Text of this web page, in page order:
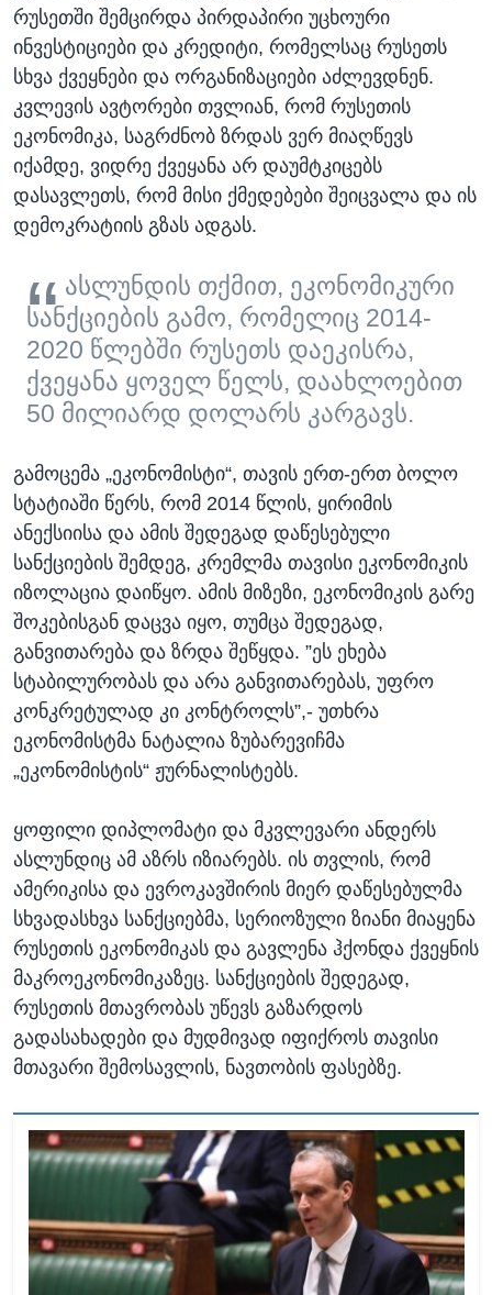
რუსეთში შემცირდა პირდაპირი უცხოური
ინვესტიციები და კრედიტი, რომელსაც რუსეთს
სხვა ქვეყნები და ორგანიზაციები აძლევდნენ.
კვლევის ავტორები თვლიან, რომ რუსეთის
ეკონომიკა, საგრძნობ ზრდას ვერ მიაღწევს
იქამდე, ვიდრე ქვეყანა არ დაუმტკიცებს
დასავლეთს, რომ მისი ქმედებები შეიცვალა და ის
დემოკრატიის გზას ადგას.
ასლუნდის თქმით, ეკონომიკური
სანქციების გამო, რომელიც 2014-
2020 წლებში რუსეთს დაეკისრა,
ქვეყანა ყოველ წელს, დაახლოებით
50 მილიარდ დოლარს კარგავს.
გამოცემა „ეკონომისტი“, თავის ერთ-ერთ ბოლო
სტატიაში წერს, რომ 2014 წლის, ყირიმის
ანექსიისა და ამის შედეგად დაწესებული
სანქციების შემდეგ, კრემლმა თავისი ეკონომიკის
იზოლაცია დაიწყო. ამის მიზეზი, ეკონომიკის გარე
შოკებისგან დაცვა იყო, თუმცა შედეგად,
განვითარება და ზრდა შეწყდა. ”ეს ეხება
სტაბილურობას და არა განვითარებას, უფრო
კონკრეტულად კი კონტროლს”,- უთხრა
ეკონომისტმა ნატალია ზუბარევიჩმა
„ეკონომისტის“ ჟურნალისტებს.
ყოფილი დიპლომატი და მკვლევარი ანდერს
ასლუნდიც ამ აზრს იზიარებს. ის თვლის, რომ
ამერიკისა და ევროკავშირის მიერ დაწესებულმა
სხვადასხვა სანქციებმა, სერიოზული ზიანი მიაყენა
რუსეთის ეკონომიკას და გავლენა ჰქონდა ქვეყნის
მაკროეკონომიკაზეც. სანქციების შედეგად,
რუსეთის მთავრობას უწევს გაზარდოს
გადასახადები და მუდმივად იფიქროს თავისი
მთავარი შემოსავლის, ნავთობის ფასებზე.